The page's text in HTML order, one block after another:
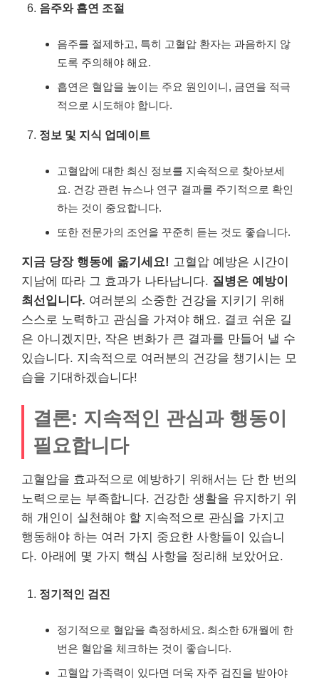
음주와 흡연 조절
음주를 절제하고, 특히 고혈압 환자는 과음하지 않
도록 주의해야 해요.
흡연은 혈압을 높이는 주요 원인이니, 금연을 적극
적으로 시도해야 합니다.
정보 및 지식 업데이트
고혈압에 대한 최신 정보를 지속적으로 찾아보세
요. 건강 관련 뉴스나 연구 결과를 주기적으로 확인
하는 것이 중요합니다.
또한 전문가의 조언을 꾸준히 듣는 것도 좋습니다.
지금 당장 행동에 옮기세요! 고혈압 예방은 시간이
지남에 따라 그 효과가 나타납니다. 질병은 예방이
최선입니다. 여러분의 소중한 건강을 지키기 위해
스스로 노력하고 관심을 가져야 해요. 결코 쉬운 길
은 아니겠지만, 작은 변화가 큰 결과를 만들어 낼 수
있습니다. 지속적으로 여러분의 건강을 챙기시는 모
습을 기대하겠습니다!
결론: 지속적인 관심과 행동이
필요합니다
고혈압을 효과적으로 예방하기 위해서는 단 한 번의
노력으로는 부족합니다. 건강한 생활을 유지하기 위
해 개인이 실천해야 할 지속적으로 관심을 가지고
행동해야 하는 여러 가지 중요한 사항들이 있습니
다. 아래에 몇 가지 핵심 사항을 정리해 보았어요.
정기적인 검진
정기적으로 혈압을 측정하세요. 최소한 6개월에 한
번은 혈압을 체크하는 것이 좋습니다.
고혈압 가족력이 있다면 더욱 자주 검진을 받아야